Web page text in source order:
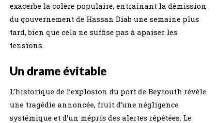
exacerbe la colère populaire, entraînant la démission
du gouvernement de Hassan Diab une semaine plus
tard, bien que cela ne suffise pas à apaiser les
tensions.
Un drame évitable
L’historique de l’explosion du port de Beyrouth révèle
une tragédie annoncée, fruit d’une négligence
systémique et d’un mépris des alertes répétées. Le